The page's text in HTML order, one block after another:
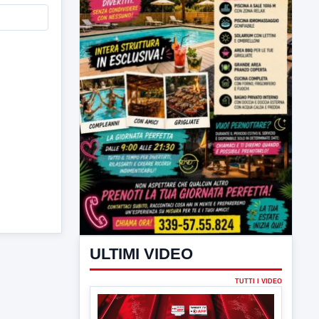
ULTIMI VIDEO
TUTTI I VIDEO
▶
7 AGOSTO 2026 LABNEWS
LabNews del 6 agosto 2026
In studio Enzo colarusso